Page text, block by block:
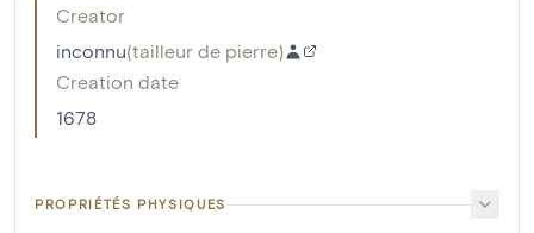
Creator
inconnu(tailleur de pierre)
Creation date
1678
PROPRIÉTÉS PHYSIQUES